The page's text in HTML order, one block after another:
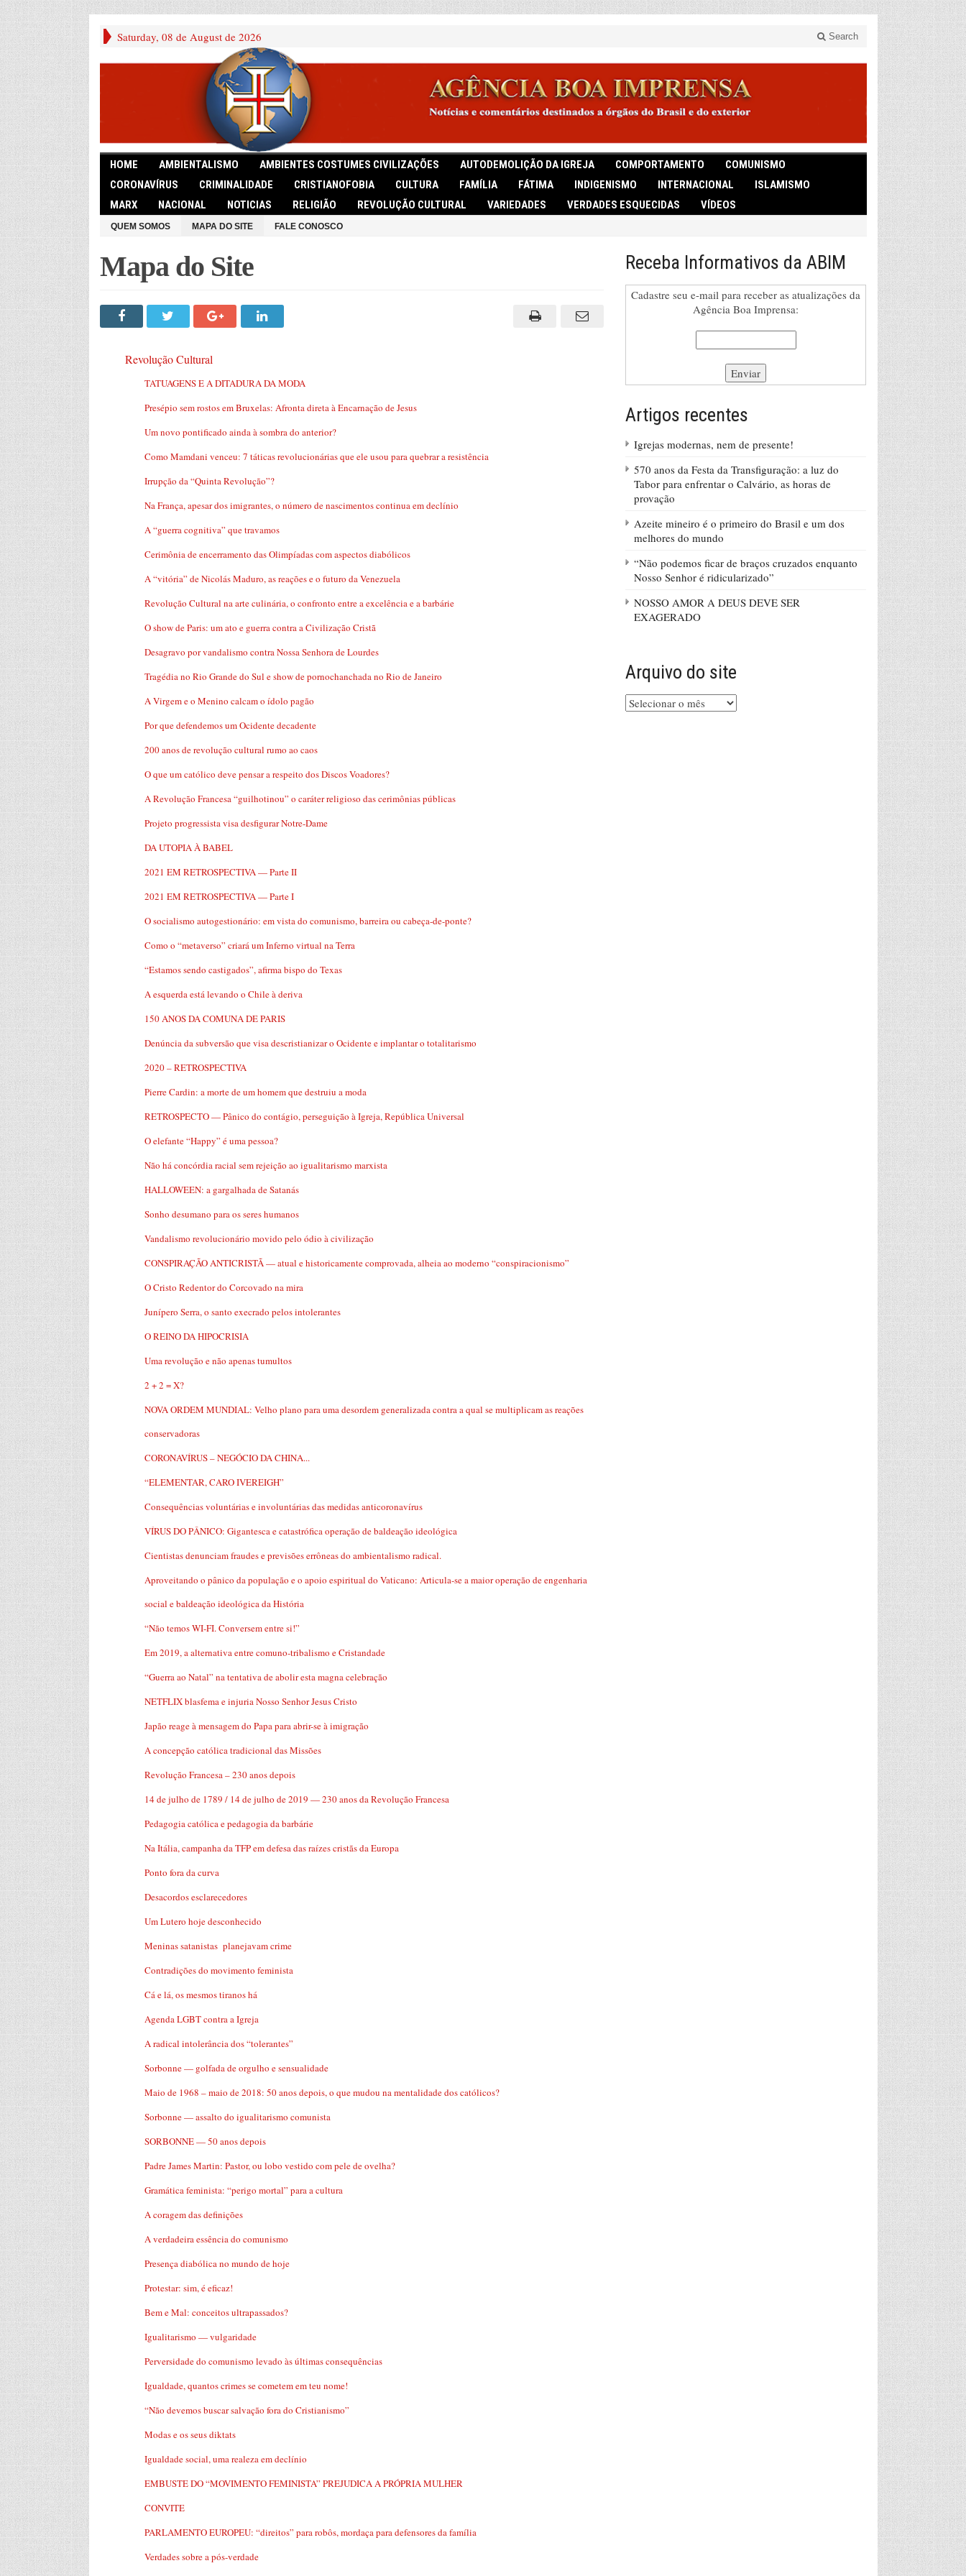
Saturday, 08 de August de 2026 Search
HOME AMBIENTALISMO AMBIENTES COSTUMES CIVILIZAÇÕES AUTODEMOLIÇÃO DA IGREJA COMPORTAMENTO
COMUNISMO
CORONAVÍRUS
CRIMINALIDADE CRISTIANOFOBIA CULTURA FAMÍLIA FÁTIMA INDIGENISMO INTERNACIONAL
ISLAMISMO
MARX
NACIONAL NOTICIAS RELIGIÃO REVOLUÇÃO CULTURAL VARIEDADES VERDADES ESQUECIDAS VÍDEOS
QUEM SOMOS MAPA DO SITE FALE CONOSCO
Mapa do Site
Revolução Cultural
TATUAGENS E A DITADURA DA MODA
Presépio sem rostos em Bruxelas: Afronta direta à Encarnação de Jesus
Um novo pontificado ainda à sombra do anterior?
Como Mamdani venceu: 7 táticas revolucionárias que ele usou para quebrar a resistência
Irrupção da “Quinta Revolução”?
Na França, apesar dos imigrantes, o número de nascimentos continua em declínio
A “guerra cognitiva” que travamos
Cerimônia de encerramento das Olimpíadas com aspectos diabólicos
A “vitória” de Nicolás Maduro, as reações e o futuro da Venezuela
Revolução Cultural na arte culinária, o confronto entre a excelência e a barbárie
O show de Paris: um ato e guerra contra a Civilização Cristã
Desagravo por vandalismo contra Nossa Senhora de Lourdes
Tragédia no Rio Grande do Sul e show de pornochanchada no Rio de Janeiro
A Virgem e o Menino calcam o ídolo pagão
Por que defendemos um Ocidente decadente
200 anos de revolução cultural rumo ao caos
O que um católico deve pensar a respeito dos Discos Voadores?
A Revolução Francesa “guilhotinou” o caráter religioso das cerimônias públicas
Projeto progressista visa desfigurar Notre-Dame
DA UTOPIA À BABEL
2021 EM RETROSPECTIVA — Parte II
2021 EM RETROSPECTIVA — Parte I
O socialismo autogestionário: em vista do comunismo, barreira ou cabeça-de-ponte?
Como o “metaverso” criará um Inferno virtual na Terra
“Estamos sendo castigados”, afirma bispo do Texas
A esquerda está levando o Chile à deriva
150 ANOS DA COMUNA DE PARIS
Denúncia da subversão que visa descristianizar o Ocidente e implantar o totalitarismo
2020 – RETROSPECTIVA
Pierre Cardin: a morte de um homem que destruiu a moda
RETROSPECTO — Pânico do contágio, perseguição à Igreja, República Universal
O elefante “Happy” é uma pessoa?
Não há concórdia racial sem rejeição ao igualitarismo marxista
HALLOWEEN: a gargalhada de Satanás
Sonho desumano para os seres humanos
Vandalismo revolucionário movido pelo ódio à civilização
CONSPIRAÇÃO ANTICRISTÃ — atual e historicamente comprovada, alheia ao moderno “conspiracionismo”
O Cristo Redentor do Corcovado na mira
Junípero Serra, o santo execrado pelos intolerantes
O REINO DA HIPOCRISIA
Uma revolução e não apenas tumultos
2 + 2 = X?
NOVA ORDEM MUNDIAL: Velho plano para uma desordem generalizada contra a qual se multiplicam as reações
conservadoras
CORONAVÍRUS – NEGÓCIO DA CHINA...
“ELEMENTAR, CARO IVEREIGH”
Consequências voluntárias e involuntárias das medidas anticoronavírus
VÍRUS DO PÂNICO: Gigantesca e catastrófica operação de baldeação ideológica
Cientistas denunciam fraudes e previsões errôneas do ambientalismo radical.
Aproveitando o pânico da população e o apoio espiritual do Vaticano: Articula-se a maior operação de engenharia
social e baldeação ideológica da História
“Não temos WI-FI. Conversem entre si!”
Em 2019, a alternativa entre comuno-tribalismo e Cristandade
“Guerra ao Natal” na tentativa de abolir esta magna celebração
NETFLIX blasfema e injuria Nosso Senhor Jesus Cristo
Japão reage à mensagem do Papa para abrir-se à imigração
A concepção católica tradicional das Missões
Revolução Francesa – 230 anos depois
14 de julho de 1789 / 14 de julho de 2019 — 230 anos da Revolução Francesa
Pedagogia católica e pedagogia da barbárie
Na Itália, campanha da TFP em defesa das raízes cristãs da Europa
Ponto fora da curva
Desacordos esclarecedores
Um Lutero hoje desconhecido
Meninas satanistas planejavam crime
Contradições do movimento feminista
Cá e lá, os mesmos tiranos há
Agenda LGBT contra a Igreja
A radical intolerância dos “tolerantes”
Sorbonne — golfada de orgulho e sensualidade
Maio de 1968 – maio de 2018: 50 anos depois, o que mudou na mentalidade dos católicos?
Sorbonne — assalto do igualitarismo comunista
SORBONNE — 50 anos depois
Padre James Martin: Pastor, ou lobo vestido com pele de ovelha?
Gramática feminista: “perigo mortal” para a cultura
A coragem das definições
A verdadeira essência do comunismo
Presença diabólica no mundo de hoje
Protestar: sim, é eficaz!
Bem e Mal: conceitos ultrapassados?
Igualitarismo — vulgaridade
Perversidade do comunismo levado às últimas consequências
Igualdade, quantos crimes se cometem em teu nome!
“Não devemos buscar salvação fora do Cristianismo”
Modas e os seus diktats
Igualdade social, uma realeza em declínio
EMBUSTE DO “MOVIMENTO FEMINISTA” PREJUDICA A PRÓPRIA MULHER
CONVITE
PARLAMENTO EUROPEU: “direitos” para robôs, mordaça para defensores da família
Verdades sobre a pós-verdade
Receba Informativos da ABIM
Cadastre seu e-mail para receber as atualizações da
Agência Boa Imprensa:
Artigos recentes
Igrejas modernas, nem de presente!
570 anos da Festa da Transfiguração: a luz do
Tabor para enfrentar o Calvário, as horas de
provação
Azeite mineiro é o primeiro do Brasil e um dos
melhores do mundo
“Não podemos ficar de braços cruzados enquanto
Nosso Senhor é ridicularizado”
NOSSO AMOR A DEUS DEVE SER
EXAGERADO
Arquivo do site
Arquivo
do